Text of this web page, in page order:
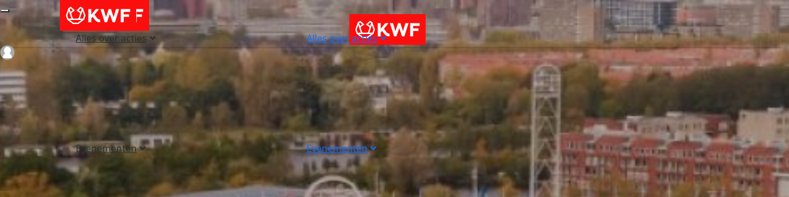
Alles over acties
Evenementen
Alles over acties
Evenementen
Login